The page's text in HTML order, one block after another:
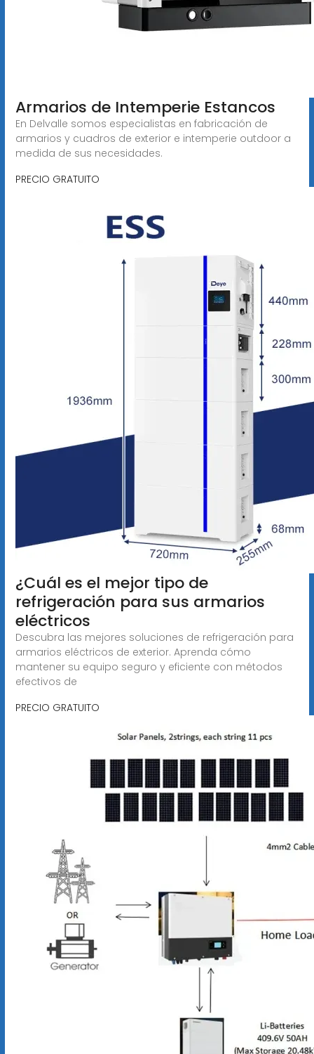
Armarios de Intemperie Estancos
En Delvalle somos especialistas en fabricación de
armarios y cuadros de exterior e intemperie outdoor a
medida de sus necesidades.
PRECIO GRATUITO
¿Cuál es el mejor tipo de
refrigeración para sus armarios
eléctricos
Descubra las mejores soluciones de refrigeración para
armarios eléctricos de exterior. Aprenda cómo
mantener su equipo seguro y eficiente con métodos
efectivos de
PRECIO GRATUITO